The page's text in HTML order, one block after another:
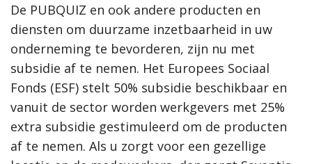
De PUBQUIZ en ook andere producten en
diensten om duurzame inzetbaarheid in uw
onderneming te bevorderen, zijn nu met
subsidie af te nemen. Het Europees Sociaal
Fonds (ESF) stelt 50% subsidie beschikbaar en
vanuit de sector worden werkgevers met 25%
extra subsidie gestimuleerd om de producten
af te nemen. Als u zorgt voor een gezellige